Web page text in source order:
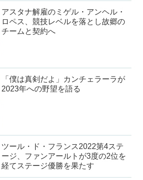
アスタナ解雇のミゲル・アンヘル・
ロペス、競技レベルを落とし故郷の
チームと契約へ
「僕は真剣だよ」カンチェラーラが
2023年への野望を語る
ツール・ド・フランス2022第4ステ
ージ、ファンアールトが3度の2位を
経てステージ優勝を果たす